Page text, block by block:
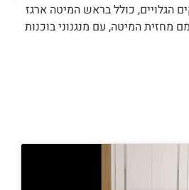
הגלויים, כולל בראש המיטה ארגז
מחזית המיטה, עם מנגנוני בוכנות